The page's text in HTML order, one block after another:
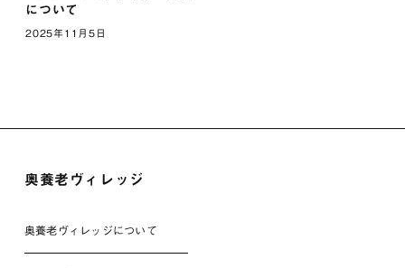
について
2025年11月5日
奥養老ヴィレッジ
奥養老ヴィレッジについて